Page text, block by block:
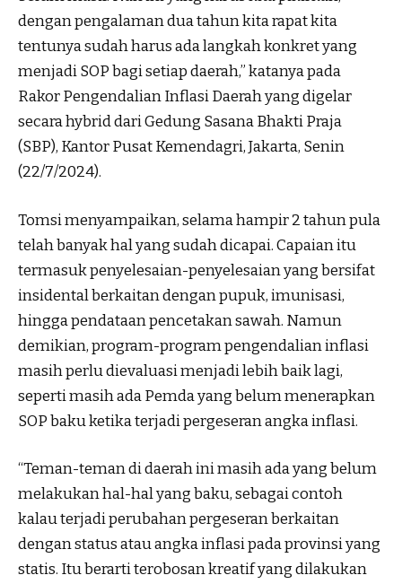
dengan pengalaman dua tahun kita rapat kita
tentunya sudah harus ada langkah konkret yang
menjadi SOP bagi setiap daerah,” katanya pada
Rakor Pengendalian Inflasi Daerah yang digelar
secara hybrid dari Gedung Sasana Bhakti Praja
(SBP), Kantor Pusat Kemendagri, Jakarta, Senin
(22/7/2024).
Tomsi menyampaikan, selama hampir 2 tahun pula
telah banyak hal yang sudah dicapai. Capaian itu
termasuk penyelesaian-penyelesaian yang bersifat
insidental berkaitan dengan pupuk, imunisasi,
hingga pendataan pencetakan sawah. Namun
demikian, program-program pengendalian inflasi
masih perlu dievaluasi menjadi lebih baik lagi,
seperti masih ada Pemda yang belum menerapkan
SOP baku ketika terjadi pergeseran angka inflasi.
“Teman-teman di daerah ini masih ada yang belum
melakukan hal-hal yang baku, sebagai contoh
kalau terjadi perubahan pergeseran berkaitan
dengan status atau angka inflasi pada provinsi yang
statis. Itu berarti terobosan kreatif yang dilakukan